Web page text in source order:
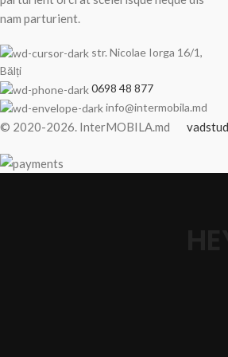
nam parturient.
str. Nicolae Iorga 16/1,
Bălți
0698 48 877
info@intermobila.md
© 2020-2026. InterMOBILA.md